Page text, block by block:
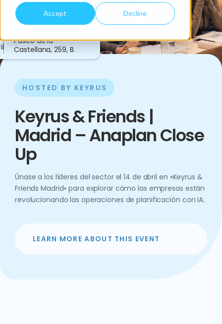
Accept Decline
Paseo de la
Castellana, 259, B.
HOSTED BY KEYRUS
Keyrus & Friends |
Madrid – Anaplan Close
Up
Únase a los líderes del sector el 14 de abril en «Keyrus &
Friends Madrid» para explorar cómo las empresas están
revolucionando las operaciones de planificación con IA.
LEARN MORE ABOUT THIS EVENT